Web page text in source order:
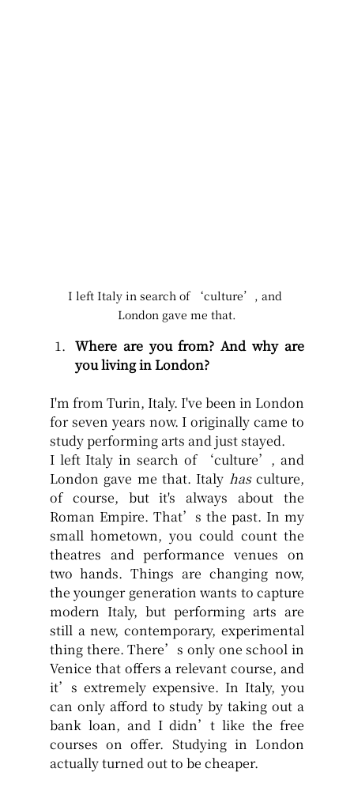
I left Italy in search of ‘culture’, and
London gave me that.
Where are you from? And why are
you living in London?
I'm from Turin, Italy. I've been in London
for seven years now. I originally came to
study performing arts and just stayed.
I left Italy in search of ‘culture’, and
London gave me that. Italy has culture,
of course, but it's always about the
Roman Empire. That’s the past. In my
small hometown, you could count the
theatres and performance venues on
two hands. Things are changing now,
the younger generation wants to capture
modern Italy, but performing arts are
still a new, contemporary, experimental
thing there. There’s only one school in
Venice that offers a relevant course, and
it’s extremely expensive. In Italy, you
can only afford to study by taking out a
bank loan, and I didn’t like the free
courses on offer. Studying in London
actually turned out to be cheaper.